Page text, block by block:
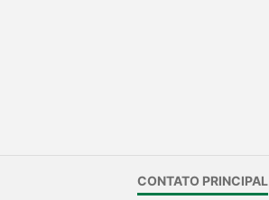
CONTATO PRINCIPAL